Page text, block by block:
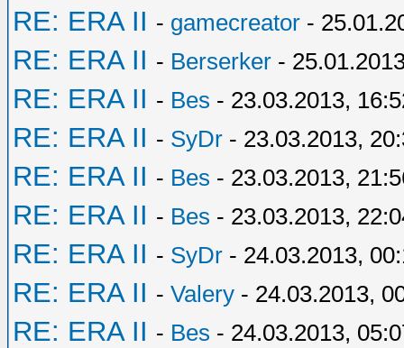
RE: ERA II - gamecreator -
RE: ERA II - Berserker -
RE: ERA II - Bes - 23.03.2013,
RE: ERA II - SyDr - 23.03.2013,
RE: ERA II - Bes - 23.03.2013,
RE: ERA II - Bes - 23.03.2013,
RE: ERA II - SyDr - 24.03.2013,
RE: ERA II - Valery - 24.03.2013,
RE: ERA II - Bes - 24.03.2013,